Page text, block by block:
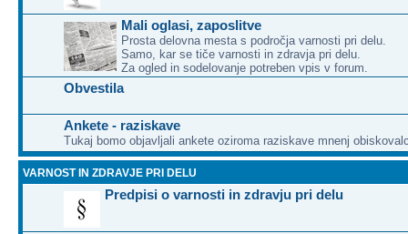
Mali oglasi, zaposlitve
Prosta delovna mesta s področja varnosti pri delu.
Samo, kar se tiče varnosti in zdravja pri delu.
Za ogled in sodelovanje potreben vpis v forum.
Obvestila
Ankete - raziskave
Tukaj bomo objavljali ankete oziroma raziskave mnenj
VARNOST IN ZDRAVJE PRI DELU
Predpisi o varnosti in zdravju pri delu